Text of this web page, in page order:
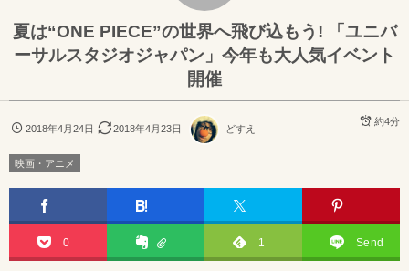
夏は“ONE PIECE”の世界へ飛び込もう! 「ユニバ
ーサルスタジオジャパン」今年も大人気イベント
開催
2018年4月24日 2018年4月23日 どすえ
約4分
映画・アニメ
0 1 Send